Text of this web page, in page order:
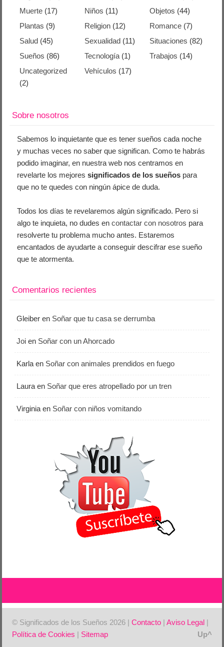
Muerte (17) Niños (11) Objetos (44)
Plantas (9) Religion (12) Romance(7)
Salud (45) Sexualidad (11) Situaciones (82)
Sueños (86) Tecnología (1) Trabajos (14)
Uncategorized
(2)
Vehículos (17)
Sobre nosotros
Sabemos lo inquietante que es tener sueños cada noche
y muchas veces no saber que significan. Como te habrás
podido imaginar, en nuestra web nos centramos en
revelarte los mejoressignificados de los sueños para
que no te quedes con ningún ápice de duda.
Todos los días te revelaremos algún significado. Pero si
algo te inquieta, no dudes encontactar con nosotros para
resolverte tu problema mucho antes. Estaremos
encantados de ayudarte a conseguir descifrar ese sueño
que te atormenta.
Comentarios recientes
Gleiber en Soñar que tu casa se derrumba
Joi en Soñar con un Ahorcado
Karla en Soñar con animales prendidos en fuego
Laura en Soñar que eres atropellado por un tren
Virginia en Soñar con niños vomitando
© Significados de los Sueños 2026 |Contacto |Aviso Legal |
Política de Cookies | Sitemap